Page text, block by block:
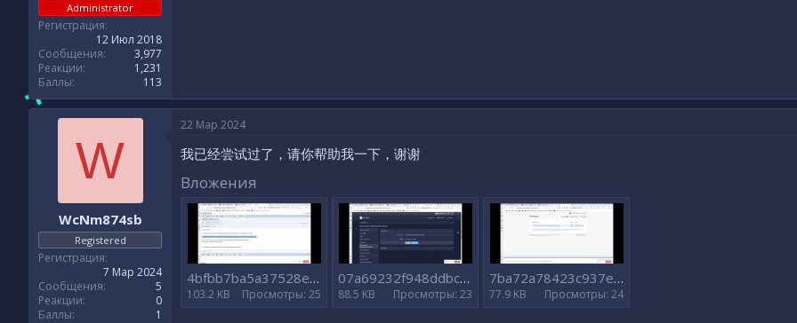
Administrator
Регистрация
12 Июл 2018
Сообщения
3,977
Реакции
1,231
Баллы
113
W
WcNm874sb
Registered
Регистрация
7 Мар 2024
Сообщения
5
Реакции
0
Баллы
1
22 Мар 2024
我已经尝试过了，请你帮助我一下，谢谢
Вложения
4bfbb7ba5a37528e44700e8d5e02418e.jpg
103.2 KB Просмотры: 25
07a69232f948ddbc95a09003553df979.jpg
88.5 KB Просмотры: 23
7ba72a78423c937e8ee23a82c01e5d2f.jpg
77.9 KB Просмотры: 24